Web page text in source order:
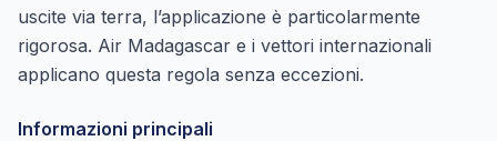
uscite via terra, l’applicazione è particolarmente
rigorosa. Air Madagascar e i vettori internazionali
applicano questa regola senza eccezioni.
Informazioni principali